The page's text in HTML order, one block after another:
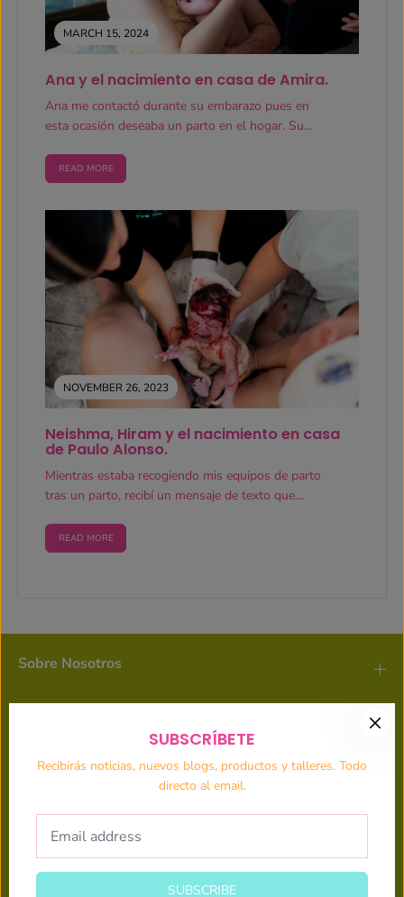
MARCH 15, 2024
Ana y el nacimiento en casa de Amira.
Ana me contactó durante su embarazo pues en
esta ocasión deseaba un parto en el hogar. Su
READ MORE
NOVEMBER 26, 2023
Neishma, Hiram y el nacimiento en casa
de Paulo Alonso.
Mientras estaba recogiendo mis equipos de parto
tras un parto, recibí un mensaje de texto que
READ MORE
Sobre Nosotros
SUBSCRÍBETE
Recibirás noticias, nuevos blogs, productos y talleres. Todo
directo al email.
SUBSCRIBE